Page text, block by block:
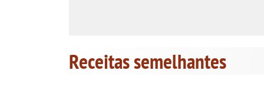
Receitas semelhantes